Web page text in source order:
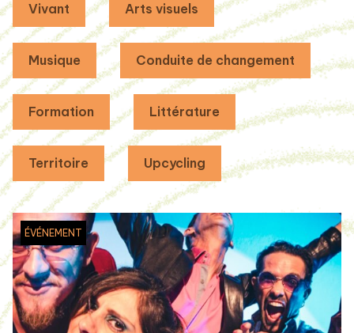
Vivant Arts visuels
Musique Conduite de changement
Formation Littérature
Territoire Upcycling
ÉVÉNEMENT